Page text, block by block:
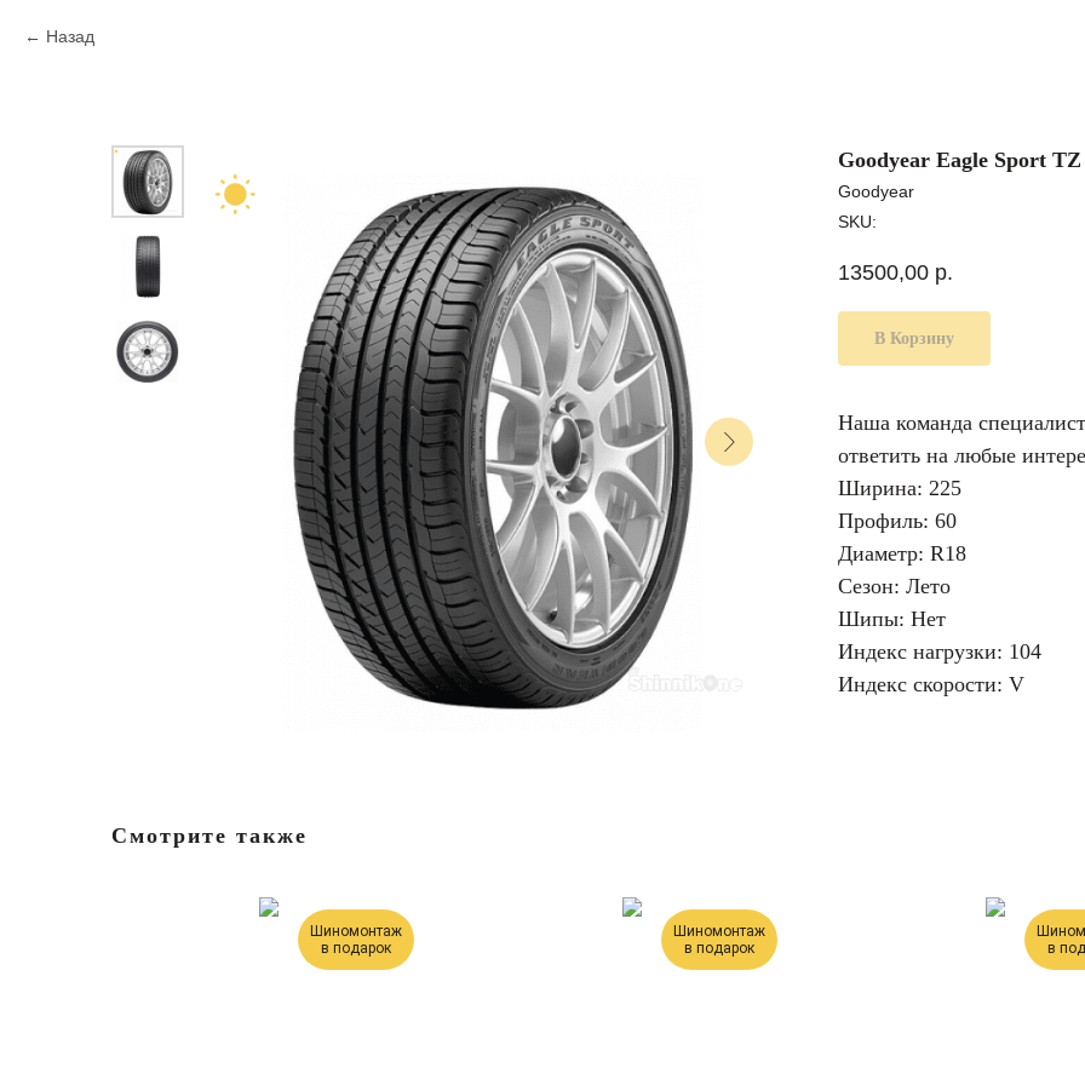
Назад
Goodyear Eagle Sport
Goodyear
SKU:
13500,00 р.
В Корзину
Наша команда
ответить на любые
Ширина: 225
Профиль: 60
Диаметр: R18
Сезон: Лето
Шипы: Нет
Индекс нагрузки: 104
Индекс скорости: V
Смотрите также
Шиномонтаж
в подарок
Шиномонтаж
в подарок
в